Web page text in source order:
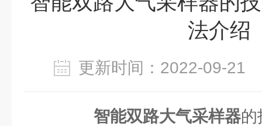
法介绍
更新时间：2022-09-
智能双路大气采样器的